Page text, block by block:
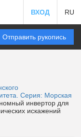
ВХОД RU
Отправить рукопись
Серия: Морская
инвертор для
искажений